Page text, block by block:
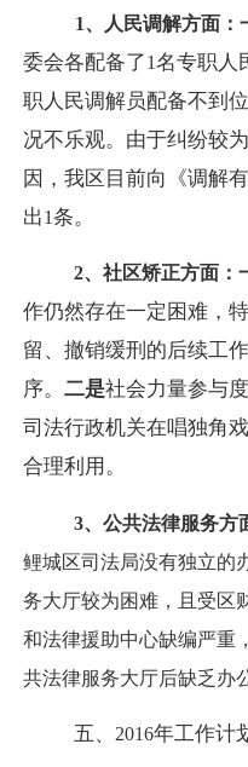
1、人民调解方面：
委会各配备了1名专职人
职人民调解员配备不到位
况不乐观。由于纠纷较
因，我区目前向《调解
出1条。
2、社区矫正方面：
作仍然存在一定困难，
留、撤销缓刑的后续工
序。 二是社会力量参与
司法行政机关在唱独角
合理利用。
3、公共法律服务方
鲤城区司法局没有独立的
务大厅较为困难，且受区
和法律援助中心缺编严重
共法律服务大厅后缺乏办
五、 2016年工作计